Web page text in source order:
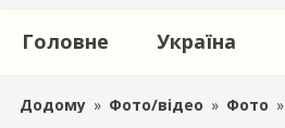
Головне Україна
Додому » Фото/відео » Фото »